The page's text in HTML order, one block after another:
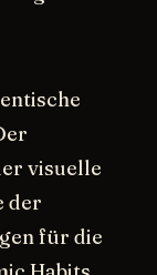
visuelle
der
für die